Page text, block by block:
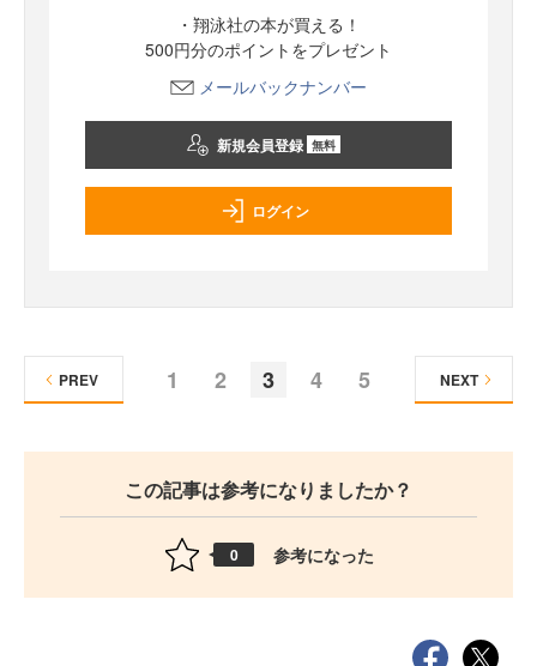
・翔泳社の本が買える！
500円分のポイントをプレゼント
メールバックナンバー
新規会員登録 無料
ログイン
1 2 3 4 5
PREV NEXT
この記事は参考になりましたか？
0 参考になった